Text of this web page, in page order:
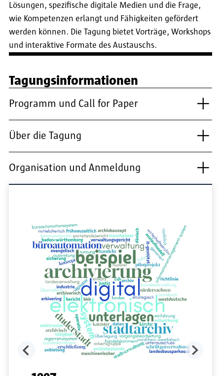
Lösungen, spezifische digitale Medien und die Frage,
wie Kompetenzen erlangt und Fähigkeiten gefördert
werden können. Die Tagung bietet Vorträge, Workshops
und interaktive Formate des Austauschs.
Tagungsinformationen
Programm und Call for Paper
Über die Tagung
Organisation und Anmeldung